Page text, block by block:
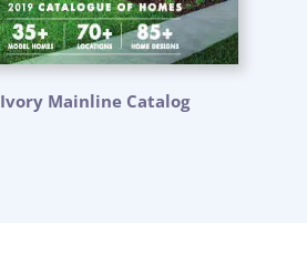
Ivory Mainline Catalog